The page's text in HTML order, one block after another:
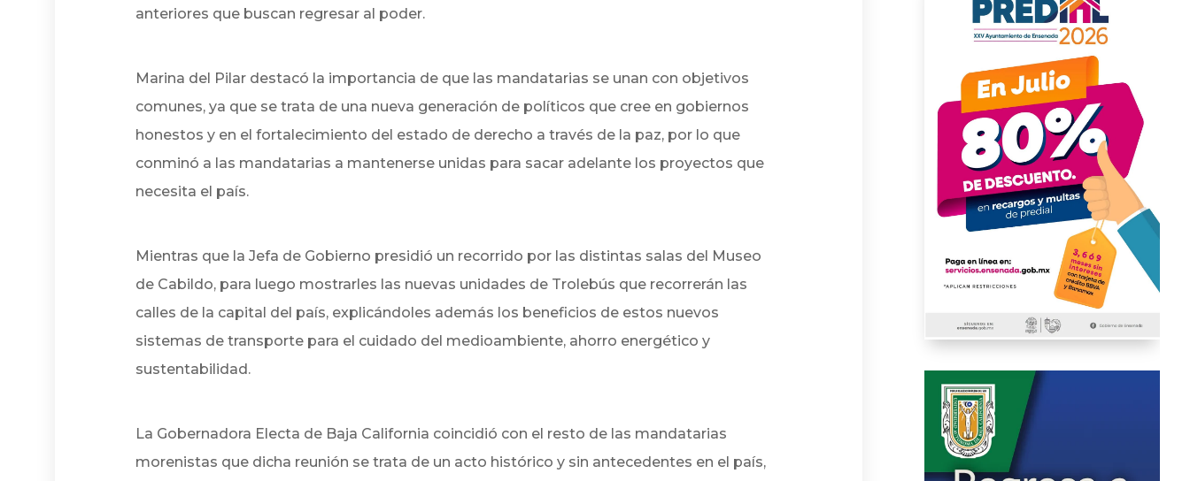
anteriores que buscan regresar al poder.
Marina del Pilar destacó la importancia de que las mandatarias se unan con objetivos
comunes, ya que se trata de una nueva generación de políticos que cree en gobiernos
honestos y en el fortalecimiento del estado de derecho a través de la paz, por lo que
conminó a las mandatarias a mantenerse unidas para sacar adelante los proyectos que
necesita el país.
Mientras que la Jefa de Gobierno presidió un recorrido por las distintas salas del Museo
de Cabildo, para luego mostrarles las nuevas unidades de Trolebús que recorrerán las
calles de la capital del país, explicándoles además los beneficios de estos nuevos
sistemas de transporte para el cuidado del medioambiente, ahorro energético y
sustentabilidad.
La Gobernadora Electa de Baja California coincidió con el resto de las mandatarias
morenistas que dicha reunión se trata de un acto histórico y sin antecedentes en el país,